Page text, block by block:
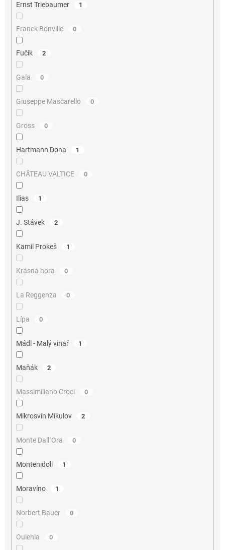
Ernst Triebaumer 1
Franck Bonville 0
Fučík 2
Gala 0
Giuseppe Mascarello 0
Gross 0
Hartmann Dona 1
CHÂTEAU VALTICE 0
Ilias 1
J. Stávek 2
Kamil Prokeš 1
Krásná hora 0
La Reggenza 0
Lípa 0
Mádl - Malý vinař 1
Maňák 2
Massimiliano Croci 0
Mikrosvín Mikulov 2
Monte Dall´Ora 0
Montenidoli 1
Moravíno 1
Norbert Bauer 0
Oulehla 0